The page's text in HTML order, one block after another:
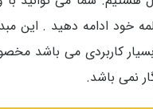
خود ادامه دهید . این
نمی باشد.